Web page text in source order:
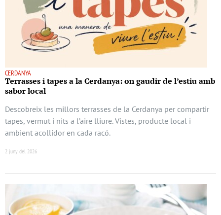
CERDANYA
Terrasses i tapes a la Cerdanya: on gaudir de l’estiu amb
sabor local
Descobreix les millors terrasses de la Cerdanya per compartir
tapes, vermut i nits a l’aire lliure. Vistes, producte local i
ambient acollidor en cada racó.
2 juny del 2026